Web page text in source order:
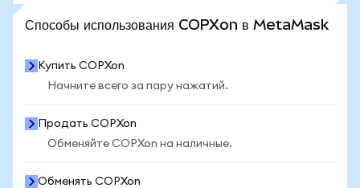
Способы использования COPXon в MetaMask
Купить COPXon
Начните всего за пару нажатий.
Продать COPXon
Обменяйте COPXon на наличные.
Обменять COPXon